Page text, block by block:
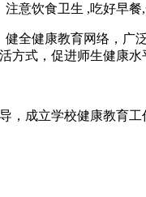
意饮食卫生 ,吃好早
全健康教育网络，广
方式，促进师生健康水
，成立学校健康教育